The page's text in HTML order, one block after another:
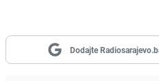
Dodajte